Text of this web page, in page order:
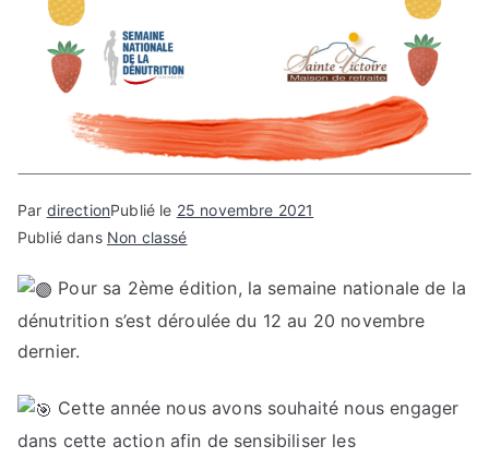
Par directionPublié le 25 novembre 2021
Publié dans Non classé
Pour sa 2ème édition, la semaine nationale de la
dénutrition s’est déroulée du 12 au 20 novembre
dernier.
Cette année nous avons souhaité nous engager
dans cette action afin de sensibiliser les